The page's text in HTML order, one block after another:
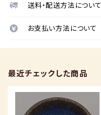
送料・配送方法について
お支払い方法について
最近チェックした商品